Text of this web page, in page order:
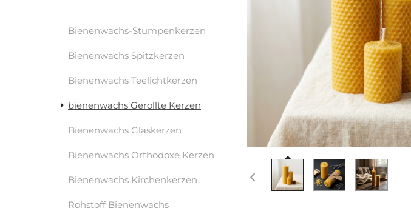
Bienenwachs-Stumpenkerzen
Bienenwachs Spitzkerzen
Bienenwachs Teelichtkerzen
bienenwachs Gerollte Kerzen
Bienenwachs Glaskerzen
Bienenwachs Orthodoxe Kerzen
Bienenwachs Kirchenkerzen
Rohstoff Bienenwachs